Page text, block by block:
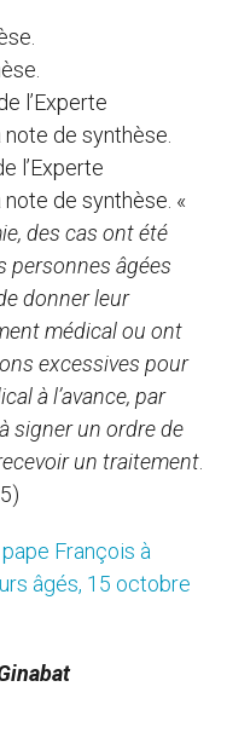
l’Experte
note de synthèse.
l’Experte
de synthèse. «
des cas ont été
personnes âgées
donner leur
médical ou ont
excessives pour
à l’avance, par
signer un ordre de
un traitement.
François à
âgés, 15 octobre